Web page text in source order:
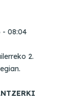
- 08:04
2.